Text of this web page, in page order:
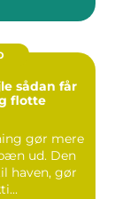
flotte
gør mere
ud. Den
haven, gør